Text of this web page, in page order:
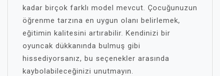
kadar birçok farklı model mevcut. Çocuğunuzun
öğrenme tarzına en uygun olanı belirlemek,
eğitimin kalitesini artırabilir. Kendinizi bir
oyuncak dükkanında bulmuş gibi
hissediyorsanız, bu seçenekler arasında
kaybolabileceğinizi unutmayın.